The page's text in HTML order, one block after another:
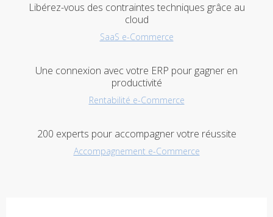
Libérez-vous des contraintes techniques grâce au
cloud
SaaS e-Commerce
Une connexion avec votre ERP pour gagner en
productivité
Rentabilité e-Commerce
200 experts pour accompagner votre réussite
Accompagnement e-Commerce